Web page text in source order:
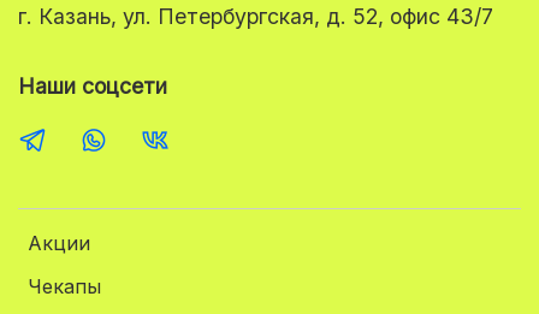
Акции
Чекапы
г. Казань, ул. Петербургская, д. 52, офис 43/7
Наши соцсети